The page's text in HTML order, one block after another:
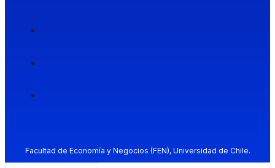
Facultad de Economía y Negocios (FEN), Universidad de Chile.